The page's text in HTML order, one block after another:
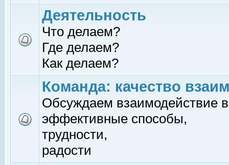
Деятельность
Что делаем?
Где делаем?
Как делаем?
Команда: качество
Обсуждаем взаимодействие
эффективные способы,
трудности,
радости